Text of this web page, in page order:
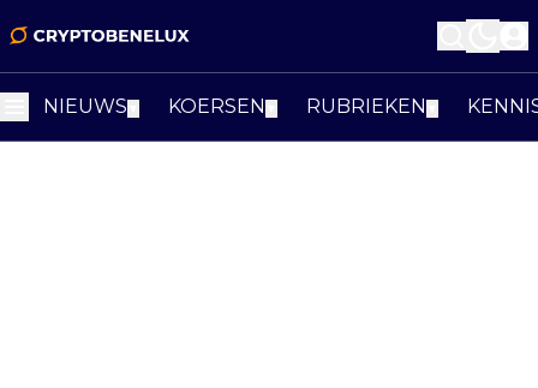
NIEUWS KOERSEN RUBRIEKEN